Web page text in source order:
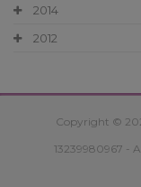
2014
2012
Copyright ©
13239980967 -